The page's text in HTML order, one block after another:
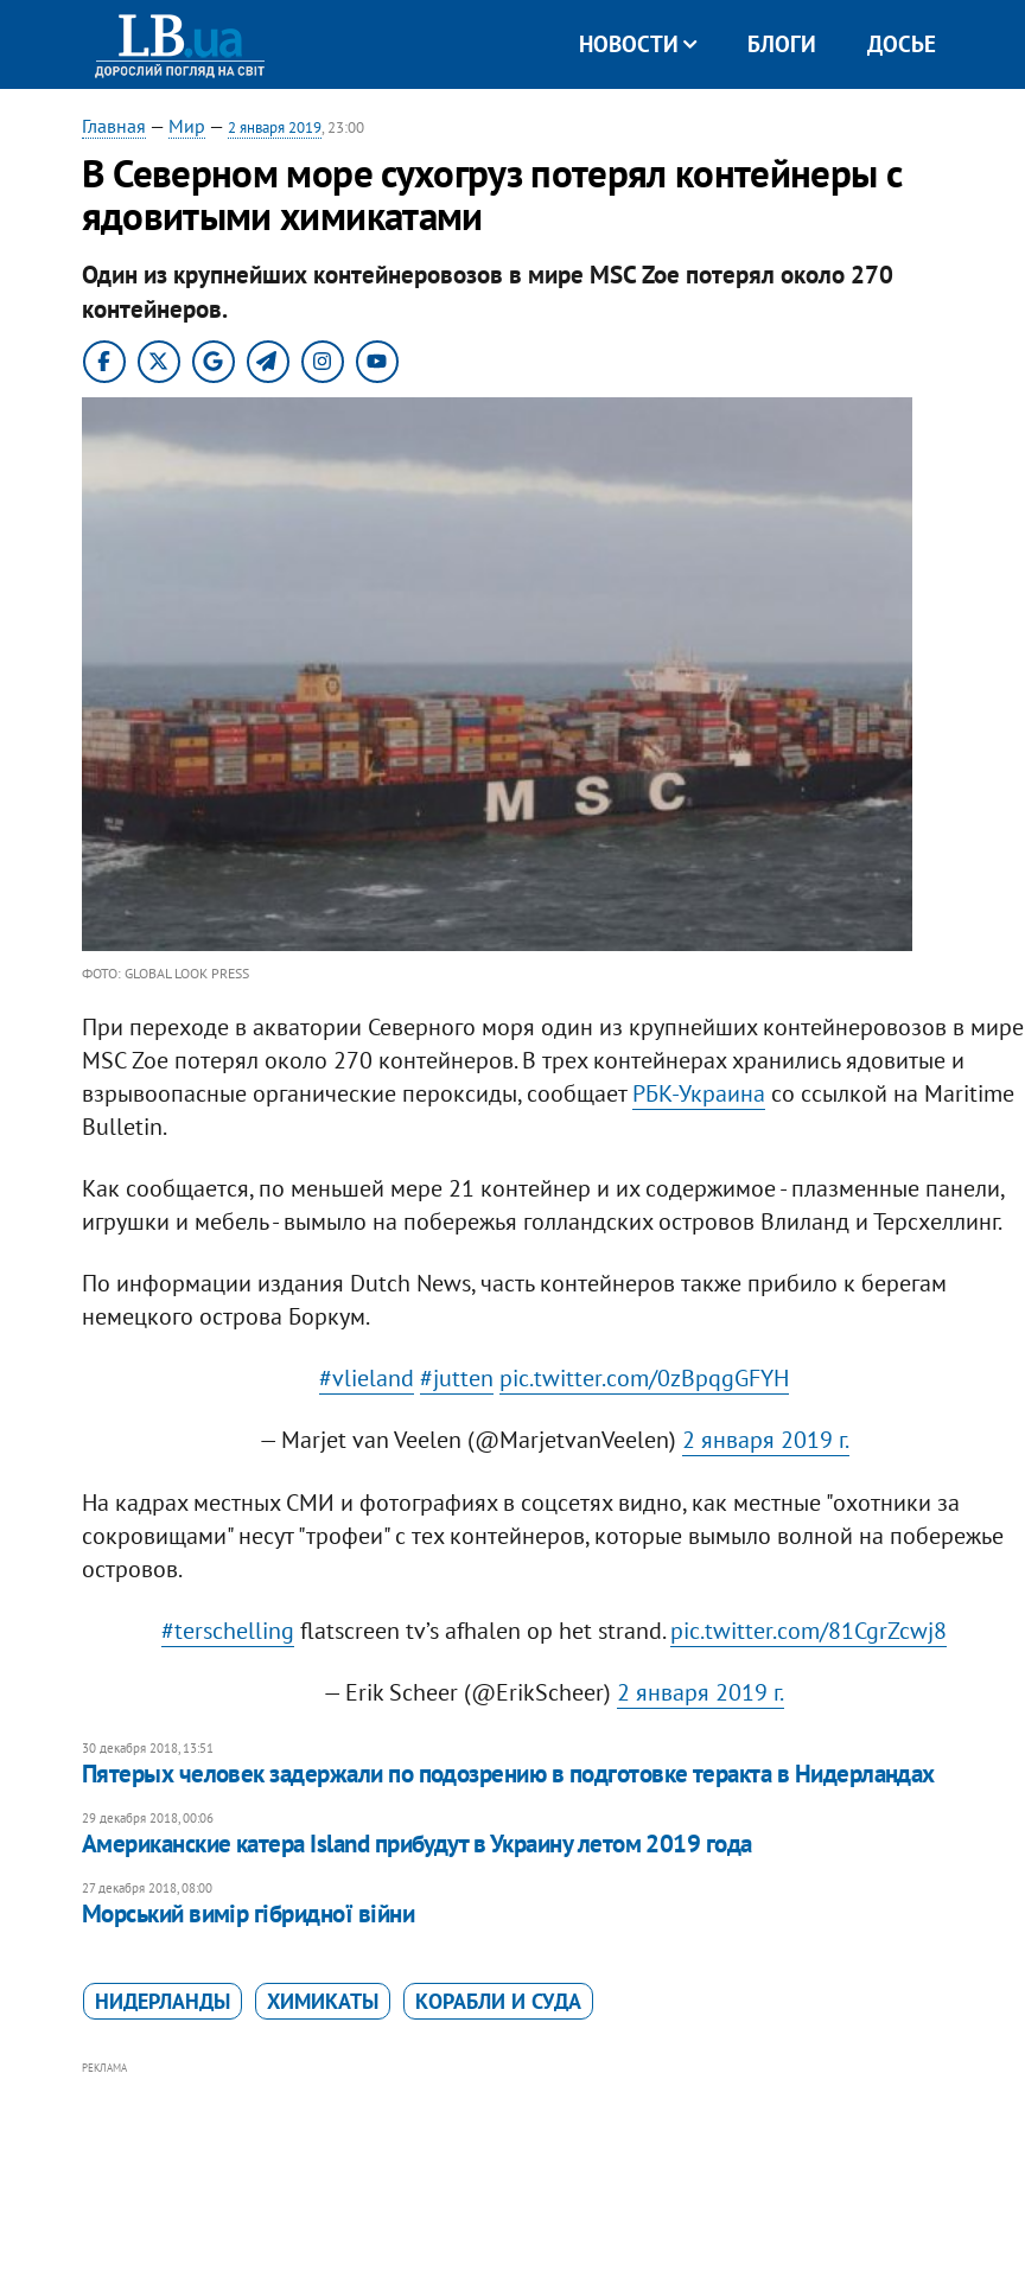
НОВОСТИ БЛОГИ ДОСЬЕ
Главная — Мир — 2 января 2019, 23:00
В Северном море сухогруз потерял контейнеры с
ядовитыми химикатами
Один из крупнейших контейнеровозов в мире MSC Zoe потерял около 270
контейнеров.
ФОТО: GLOBAL LOOK PRESS
При переходе в акватории Северного моря один из крупнейших контейнеровозов в мире
MSC Zoe потерял около 270 контейнеров. В трех контейнерах хранились ядовитые и
взрывоопасные органические пероксиды, сообщаетРБК-Украина со ссылкой на Maritime
Bulletin.
Как сообщается, по меньшей мере 21 контейнер и их содержимое - плазменные панели,
игрушки и мебель - вымыло на побережья голландских островов Влиланд и Терсхеллинг.
По информации издания Dutch News, часть контейнеров также прибило к берегам
немецкого острова Боркум.
#vlieland #jutten pic.twitter.com/0zBpqgGFYH
— Marjet van Veelen (@MarjetvanVeelen) 2 января 2019 г.
На кадрах местных СМИ и фотографиях в соцсетях видно, как местные "охотники за
сокровищами" несут "трофеи" с тех контейнеров, которые вымыло волной на побережье
островов.
#terschelling flatscreen tv’s afhalen op het strand.pic.twitter.com/81CgrZcwj8
— Erik Scheer (@ErikScheer) 2 января 2019 г.
30 декабря 2018, 13:51
Пятерых человек задержали по подозрению в подготовке теракта в Нидерландах
29 декабря 2018, 00:06
Американские катера Island прибудут в Украину летом 2019 года
27 декабря 2018, 08:00
Морський вимір гібридної війни
НИДЕРЛАНДЫ ХИМИКАТЫ КОРАБЛИ И СУДА
РЕКЛАМА